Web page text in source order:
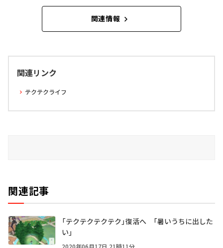
関連情報
関連リンク
テクテクライフ
関連記事
「テクテクテクテク」復活へ 「暑いうちに出した
い」
2020年06月17日 21時11分